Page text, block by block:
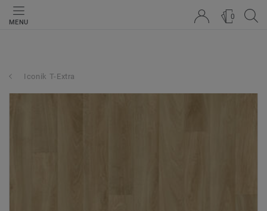
MENU
0
Iconik T-Extra